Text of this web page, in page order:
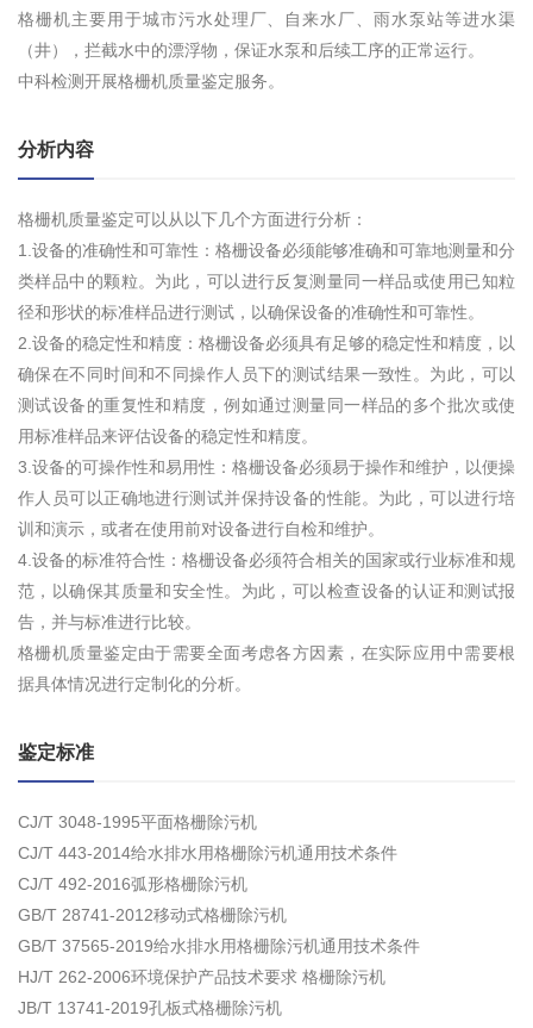
格栅机主要用于城市污水处理厂、自来水厂、雨水泵站等进水渠
（井），拦截水中的漂浮物，保证水泵和后续工序的正常运行。
中科检测开展格栅机质量鉴定服务。
分析内容
格栅机质量鉴定可以从以下几个方面进行分析：
1.设备的准确性和可靠性：格栅设备必须能够准确和可靠地测量和分
类样品中的颗粒。为此，可以进行反复测量同一样品或使用已知粒
径和形状的标准样品进行测试，以确保设备的准确性和可靠性。
2.设备的稳定性和精度：格栅设备必须具有足够的稳定性和精度，以
确保在不同时间和不同操作人员下的测试结果一致性。为此，可以
测试设备的重复性和精度，例如通过测量同一样品的多个批次或使
用标准样品来评估设备的稳定性和精度。
3.设备的可操作性和易用性：格栅设备必须易于操作和维护，以便操
作人员可以正确地进行测试并保持设备的性能。为此，可以进行培
训和演示，或者在使用前对设备进行自检和维护。
4.设备的标准符合性：格栅设备必须符合相关的国家或行业标准和规
范，以确保其质量和安全性。为此，可以检查设备的认证和测试报
告，并与标准进行比较。
格栅机质量鉴定由于需要全面考虑各方因素，在实际应用中需要根
据具体情况进行定制化的分析。
鉴定标准
CJ/T 3048-1995平面格栅除污机
CJ/T 443-2014给水排水用格栅除污机通用技术条件
CJ/T 492-2016弧形格栅除污机
GB/T 28741-2012移动式格栅除污机
GB/T 37565-2019给水排水用格栅除污机通用技术条件
HJ/T 262-2006环境保护产品技术要求 格栅除污机
JB/T 13741-2019孔板式格栅除污机